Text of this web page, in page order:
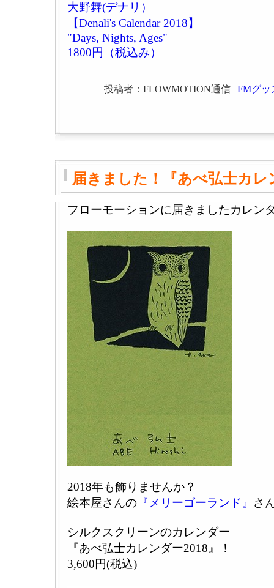
大野舞(デナリ）
【Denali's Calendar 2018】
"Days, Nights, Ages"
1800円（税込み）
投稿者：FLOWMOTION通信 | FMグッ
届きました！『あべ弘士カレ
フローモーションに届きましたカレン
2018年も飾りませんか？
絵本屋さんの 『メリーゴーランド』 さ
シルクスクリーンのカレンダー
『あべ弘士カレンダー2018』！
3,600円(税込)